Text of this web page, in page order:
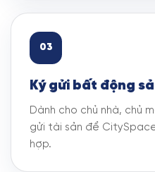
03
Ký gửi bất động
Dành cho chủ nhà, chủ
gửi tài sản để
hợp.